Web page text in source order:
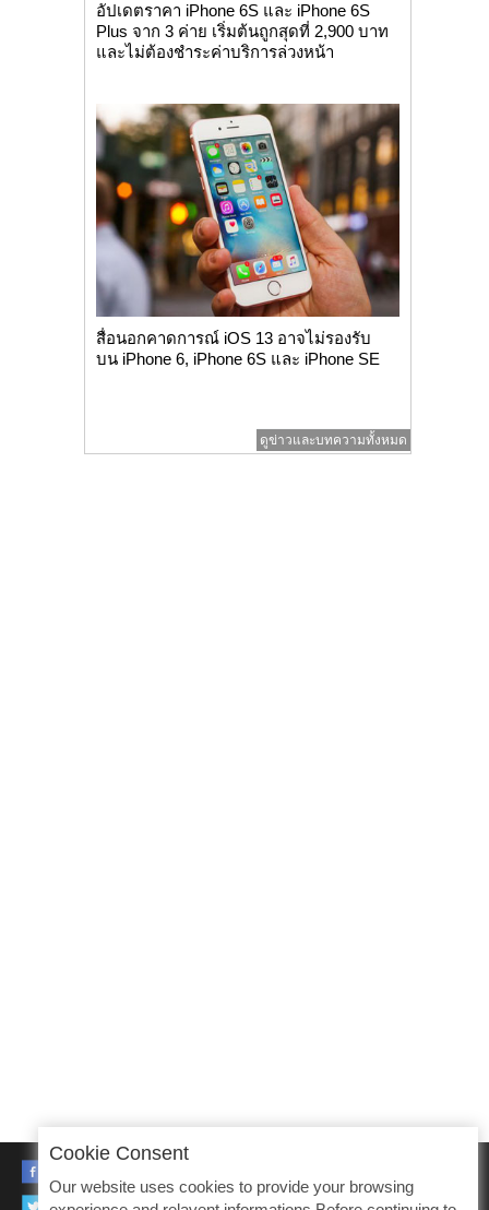
อัปเดตราคา iPhone 6S และ iPhone 6S
Plus จาก 3 ค่าย เริ่มต้นถูกสุดที่ 2,900 บาท
และไม่ต้องชำระค่าบริการล่วงหน้า
สื่อนอกคาดการณ์​ iOS 13 อาจไม่รองรับ
บน iPhone 6, iPhone 6S และ iPhone SE
ดูข่าวและบทความทั้งหมด
TWITTER
Cookie Consent
Our website uses cookies to provide your browsing